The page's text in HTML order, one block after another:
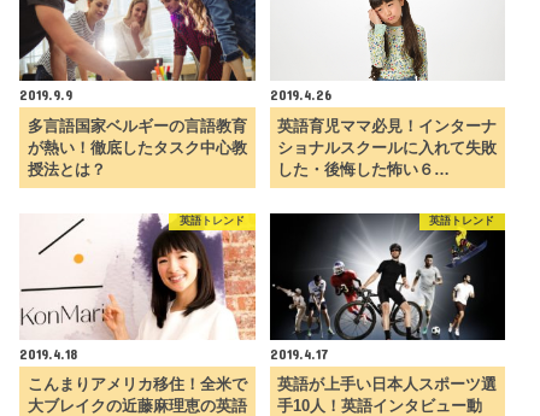
2019.9.9
多言語国家ベルギーの言語教育
が熱い！徹底したタスク中心教
授法とは？
2019.4.26
英語育児ママ必見！インターナ
ショナルスクールに入れて失敗
した・後悔した怖い６…
英語トレンド
2019.4.18
こんまりアメリカ移住！全米で
大ブレイクの近藤麻理恵の英語
英語トレンド
2019.4.17
英語が上手い日本人スポーツ選
手10人！英語インタビュー動